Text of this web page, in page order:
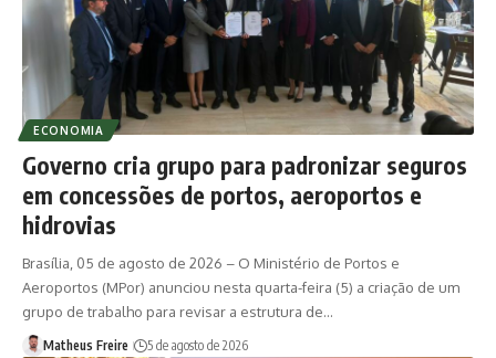
ECONOMIA
Governo cria grupo para padronizar seguros
em concessões de portos, aeroportos e
hidrovias
Brasília, 05 de agosto de 2026 – O Ministério de Portos e
Aeroportos (MPor) anunciou nesta quarta-feira (5) a criação de um
grupo de trabalho para revisar a estrutura de…
Matheus Freire 5 de agosto de 2026